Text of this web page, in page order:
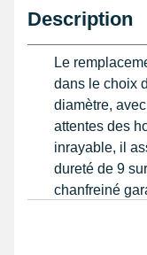
Description
Le
dans le choix
diamètre,
attentes des
inrayable, il
dureté de 9
chanfreiné
pour la